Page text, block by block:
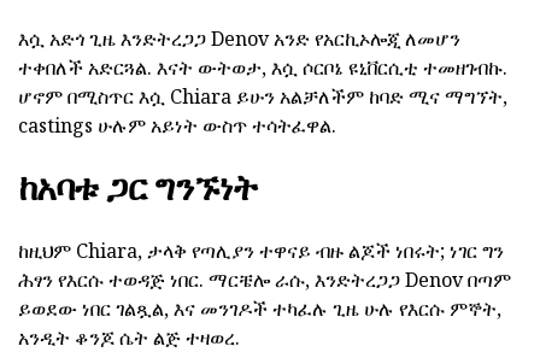
እሷ አድጎ ጊዜ እንድትረጋጋ Denov አንድ የአርኪኦሎጂ ለመሆን
ተቀበለች አድርጓል. እናት ውትወታ, እሷ ሶርቦኔ ዩኒቨርሲቲ ተመዘገብኩ.
ሆኖም በሚስጥር እሷ Chiara ይሁን አልቻለችም ከባድ ሚና ማግኘት,
castings ሁሉም አይነት ውስጥ ተሳትፈዋል.
ከአባቱ ጋር ግንኙነት
ከዚህም Chiara, ታላቅ የጣሊያን ተዋናይ ብዙ ልጆች ነበሩት; ነገር ግን
ሕፃን የእርሱ ተወዳጅ ነበር. ማርቼሎ ራሱ, እንድትረጋጋ Denov በጣም
ይወደው ነበር ገልጿል, እና መንገዶች ተካፈሉ ጊዜ ሁሉ የእርሱ ምኞት,
አንዲት ቆንጆ ሴት ልጅ ተዛወረ.